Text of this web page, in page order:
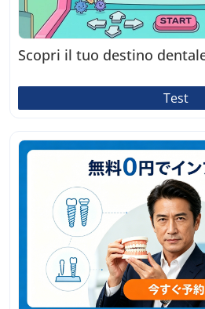
Scopri il tuo destino
Test